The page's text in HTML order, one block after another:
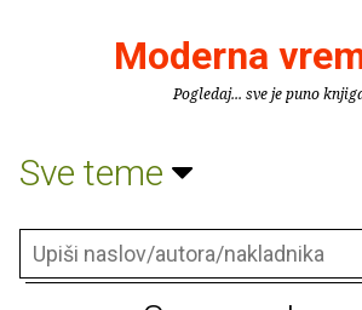
Moderna
Pogledaj... sve je puno
Sve teme